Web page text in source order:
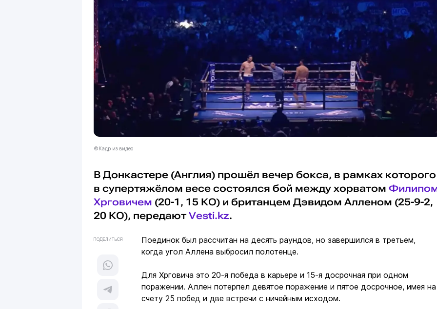
©Кадр из видео
В Донкастере (Англия) прошёл вечер бокса, в рамках которого
в супертяжёлом весе состоялся бой между хорватом
Хрговичем (20-1, 15 КО) и британцем Дэвидом Алленом (25-9-2,
20 КО), передают Vesti.kz.
ПОДЕЛИТЬСЯ
Поединок был рассчитан на десять раундов, но завершился в третьем,
когда угол Аллена выбросил полотенце.
Для Хрговича это 20-я победа в карьере и 15-я досрочная при одном
поражении. Аллен потерпел девятое поражение и пятое досрочное, имея на
счету 25 побед и две встречи с ничейным исходом.